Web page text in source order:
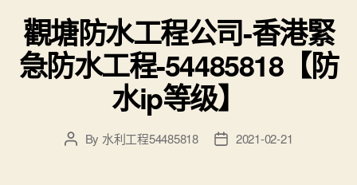
觀塘防水工程公司-香港緊
急防水工程-54485818【防
水ip等级】
PostBy 水利工程54485818
Post2021-02-21